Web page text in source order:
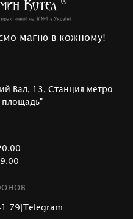
магію в кожному!
Вал, 13, Станция метро
площадь"
79|Telegram